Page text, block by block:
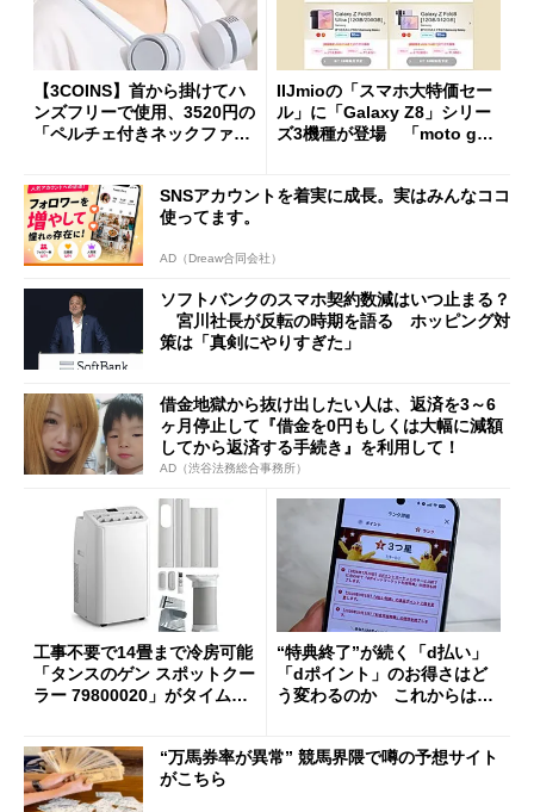
【3COINS】首から掛けてハ
ンズフリーで使用、3520円の
「ペルチェ付きネックファ
IIJmioの「スマホ大特価セー
ル」に「Galaxy Z8」シリー
ズ3機種が登場 「moto g37
SNSアカウントを着実に成長。実はみんなココ
使ってます。
AD（Dreaw合同会社）
ソフトバンクのスマホ契約数減はいつ止まる？
宮川社長が反転の時期を語る ホッピング対
策は「真剣にやりすぎた」
借金地獄から抜け出したい人は、返済を3～6
ヶ月停止して『借金を0円もしくは大幅に減額
してから返済する手続き』を利用して！
AD（渋谷法務総合事務所）
工事不要で14畳まで冷房可能
「タンスのゲン スポットクー
ラー 79800020」がタイムセ
“特典終了”が続く「d払い」
「dポイント」のお得さはど
う変わるのか これからは
“万馬券率が異常” 競馬界隈で噂の予想サイト
がこちら